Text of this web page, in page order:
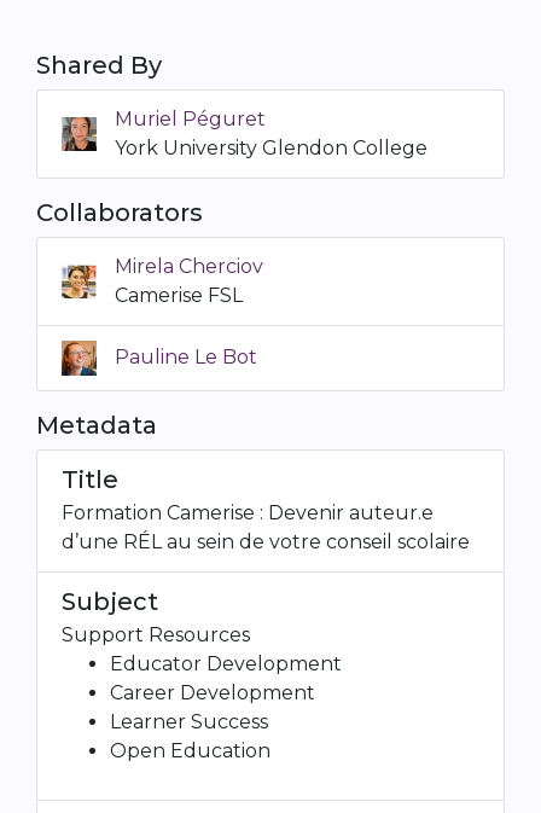
Shared By
Muriel Péguret
York University Glendon College
Collaborators
Mirela Cherciov
Camerise FSL
Pauline Le Bot
Metadata
Title
Formation Camerise : Devenir auteur.e
d’une RÉL au sein de votre conseil scolaire
Subject
Support Resources
Educator Development
Career Development
Learner Success
Open Education